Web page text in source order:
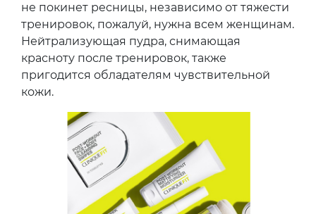
не покинет ресницы, независимо от тяжести
тренировок, пожалуй, нужна всем женщинам.
Нейтрализующая пудра, снимающая
красноту после тренировок, также
пригодится обладателям чувствительной
кожи.